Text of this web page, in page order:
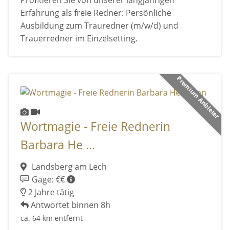
Erfahrung als freie Redner: Persönliche
Ausbildung zum Trauredner (m/w/d) und
Trauerredner im Einzelsetting.
Premium Anbieter
Wortmagie - Freie Rednerin
Barbara He ...
Landsberg am Lech
Gage: €€
2 Jahre tätig
Antwortet binnen 8h
ca. 64 km entfernt